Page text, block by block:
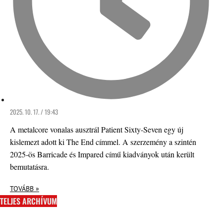
2025. 10. 17. / 19:43
A metalcore vonalas ausztrál Patient Sixty-Seven egy új
kislemezt adott ki The End címmel. A szerzemény a szintén
2025-ös Barricade és Impared című kiadványok után került
bemutatásra.
TOVÁBB »
TELJES ARCHÍVUM